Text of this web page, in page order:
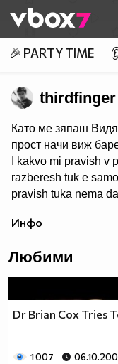
👾
🎉 PARTY TIME
thirdfinger
Като ме зяпаш
прост начи виж
I kakvo mi pravish v
razberesh tuk e
pravish tuka nema
Инфо
Любими
Dr Brian Cox Tries
1 007